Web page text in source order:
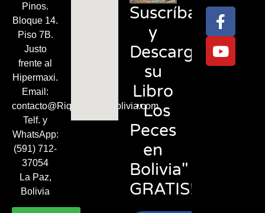
Pinos.
Bloque 14.
Piso 7B.
Justo
frente al
Hipermaxi.
Email:
contacto@RiquezasDeBolivia.com
Telf. y
WhatsApp:
(591) 712-
37054
La Paz,
Bolivia
Suscríbase
y
Descargue
su
Libro
"Los
Peces
en
Bolivia"
GRATIS!